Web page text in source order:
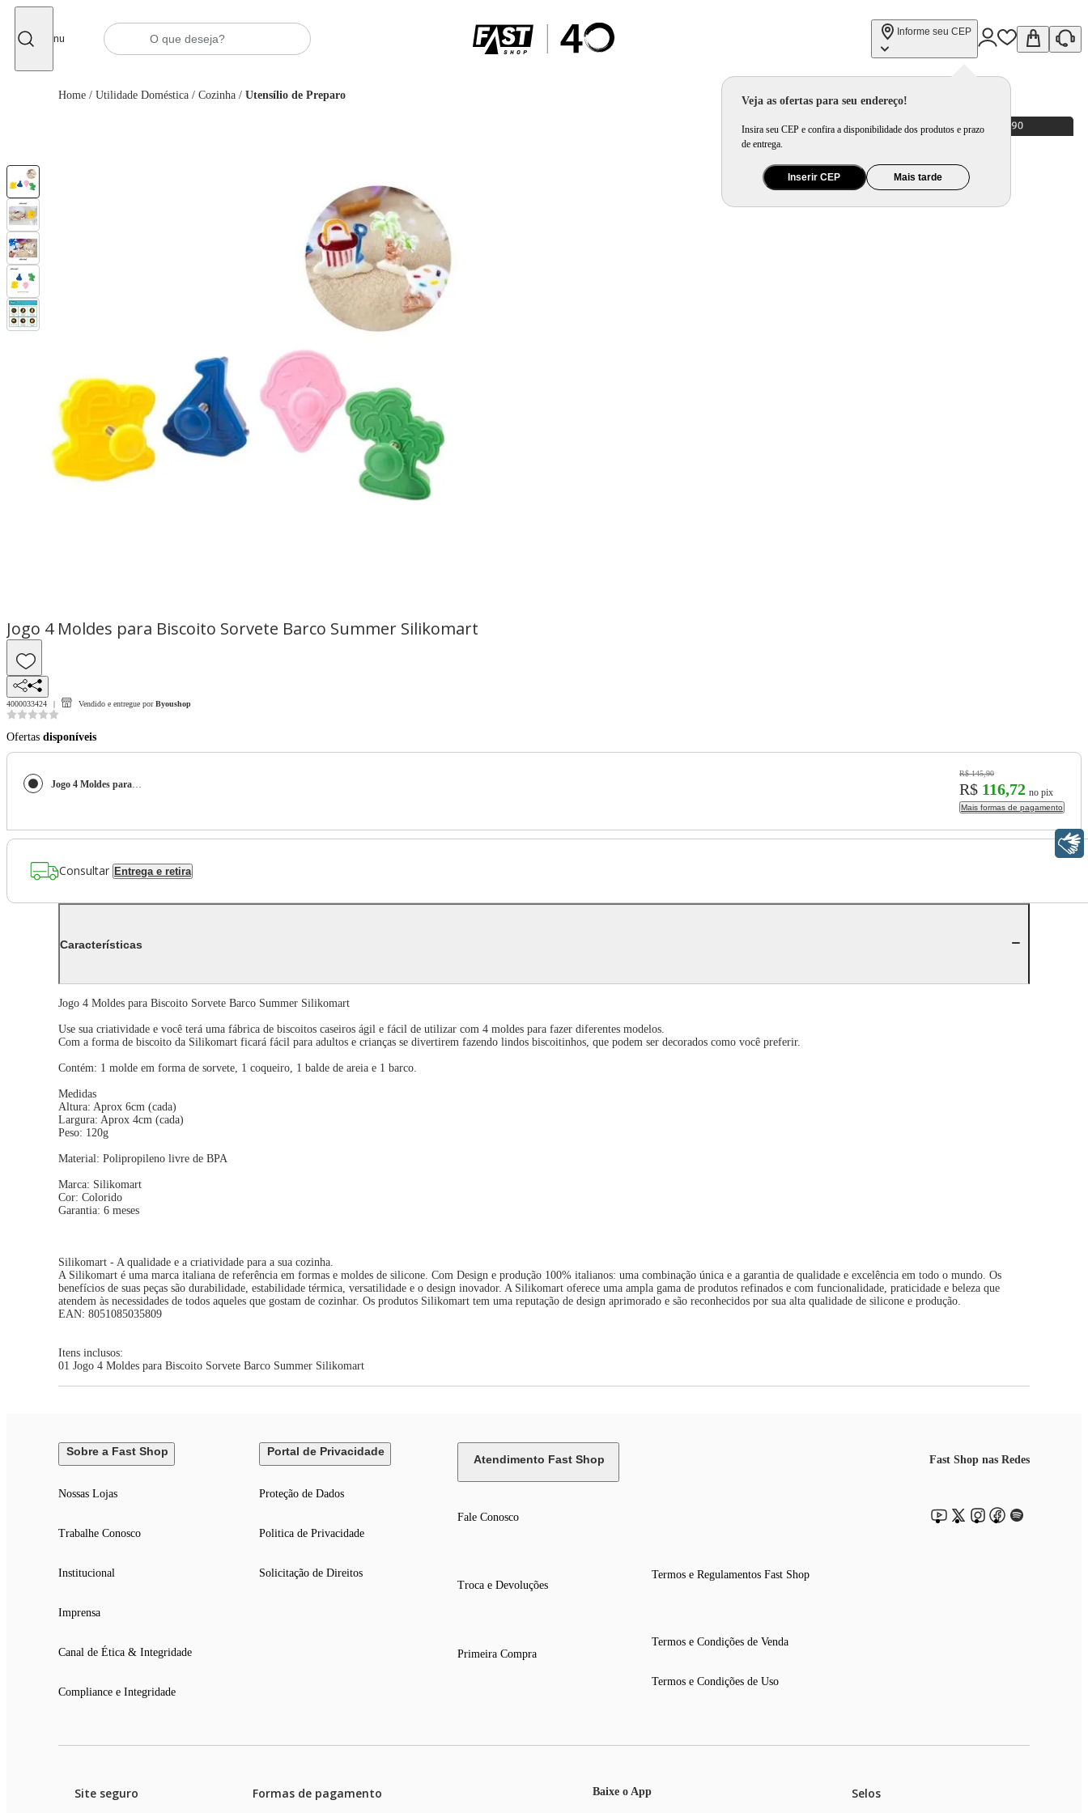
Menu
Informe seu CEP
Veja as ofertas para seu endereço!
Insira seu CEP e confira a disponibilidade dos produtos e prazo
de entrega.
Inserir CEP Mais tarde
Home / Utilidade Doméstica / Cozinha / Utensílio de Preparo
Jogo 4 Moldes para Biscoito Sorvete Barco Summer Silikomart
4000033424 Vendido e entregue por Byoushop
Ofertas disponíveis
Jogo 4 Moldes para Biscoito Sorvete Barco Summer Silikomart
R$ 145,90
R$ 116,72 no pix
Mais formas de pagamento
Consultar Entrega e retira
Características
Jogo 4 Moldes para Biscoito Sorvete Barco Summer Silikomart
Use sua criatividade e você terá uma fábrica de biscoitos caseiros ágil e fácil de utilizar com 4 moldes para fazer diferentes modelos.
Com a forma de biscoito da Silikomart ficará fácil para adultos e crianças se divertirem fazendo lindos biscoitinhos, que podem ser decorados como você preferir.
Contém: 1 molde em forma de sorvete, 1 coqueiro, 1 balde de areia e 1 barco.
Medidas
Altura: Aprox 6cm (cada)
Largura: Aprox 4cm (cada)
Peso: 120g
Material: Polipropileno livre de BPA
Marca: Silikomart
Cor: Colorido
Garantia: 6 meses
Silikomart - A qualidade e a criatividade para a sua cozinha.
A Silikomart é uma marca italiana de referência em formas e moldes de silicone. Com Design e produção 100% italianos: uma combinação única e a garantia de qualidade e excelência em todo o mundo. Os
benefícios de suas peças são durabilidade, estabilidade térmica, versatilidade e o design inovador. A Silikomart oferece uma ampla gama de produtos refinados e com funcionalidade, praticidade e beleza que
atendem às necessidades de todos aqueles que gostam de cozinhar. Os produtos Silikomart tem uma reputação de design aprimorado e são reconhecidos por sua alta qualidade de silicone e produção.
EAN: 8051085035809
Itens inclusos:
01 Jogo 4 Moldes para Biscoito Sorvete Barco Summer Silikomart
Sobre a Fast Shop
Nossas Lojas
Trabalhe Conosco
Institucional
Imprensa
Canal de Ética & Integridade
Compliance e Integridade
Portal de Privacidade
Proteção de Dados
Politica de Privacidade
Solicitação de Direitos
Atendimento Fast Shop
Fale Conosco
Troca e Devoluções
Primeira Compra
Termos e Regulamentos Fast Shop
Termos e Condições de Venda
Termos e Condições de Uso
Fast Shop nas Redes
Site seguro Formas de pagamento Baixe o App Selos
Libras